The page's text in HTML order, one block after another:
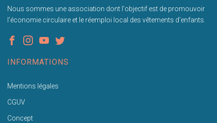
Nous sommes une association dont l'objectif est de promouvoir
l'économie circulaire et le réemploi local des vêtements d'enfants.
INFORMATIONS
Mentions légales
CGUV
Concept